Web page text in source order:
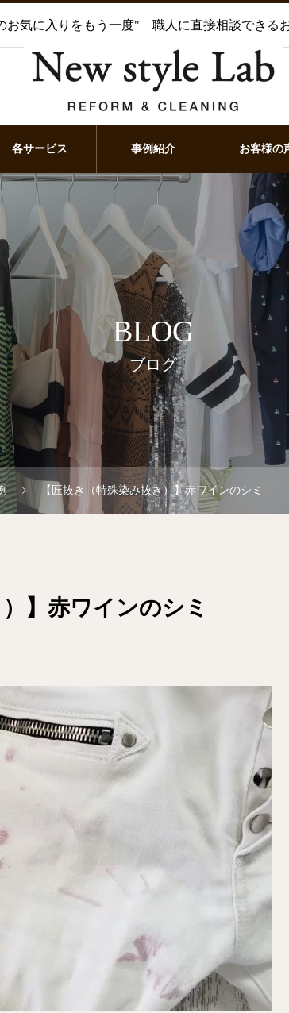
お気に入りをもう一度" 職人に直接相談できる
各サービス 事例紹介 お客様の
BLOG
ブログ
【匠抜き（特殊染み抜き）】赤ワインのシミ
】赤ワインのシミ